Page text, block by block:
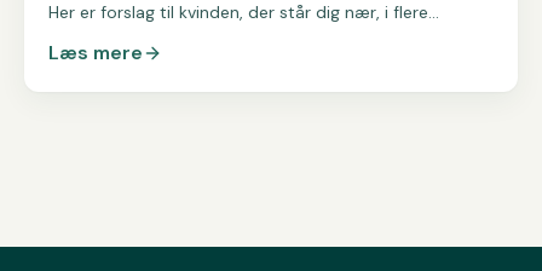
Her er forslag til kvinden, der står dig nær, i flere
Læs mere